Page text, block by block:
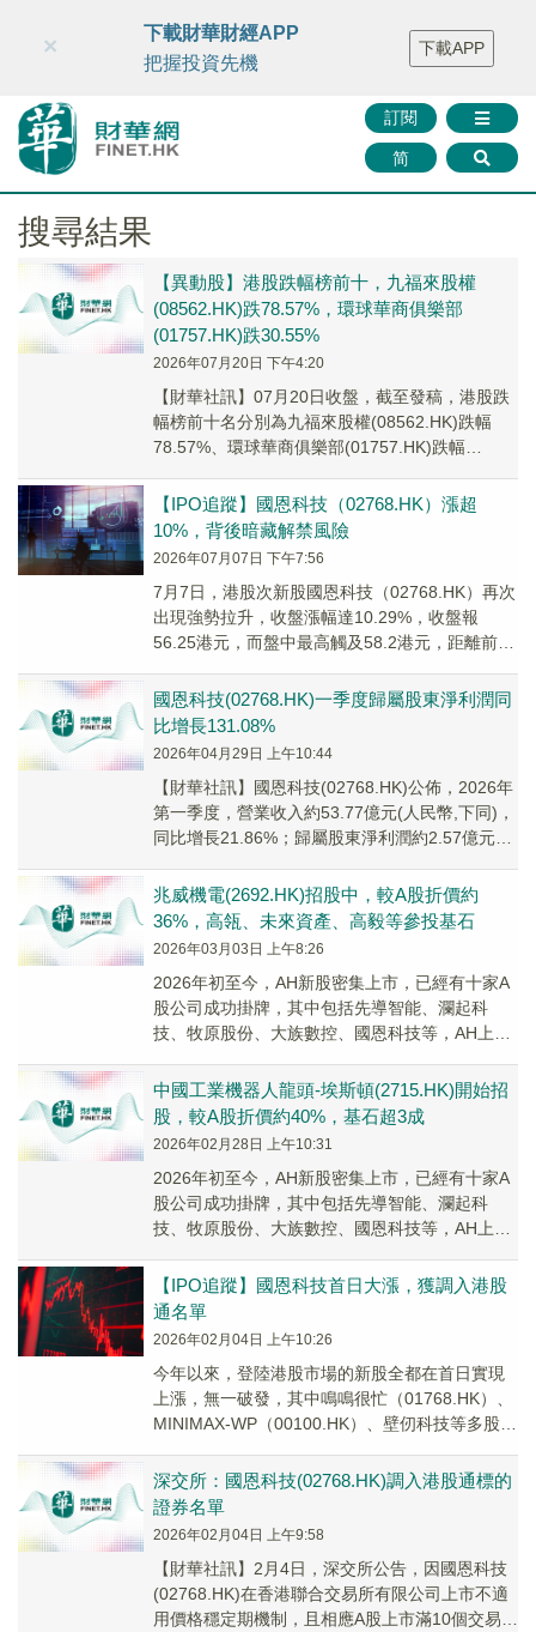
財華智庫網 FINTV FINMETA 財華證券 媒體矩陣
智庫沙龍
聯絡我們
訂閱
简
×
下載財華財經APP
把握投資先機
下載APP
搜尋結果
【異動股】港股跌幅榜前十，九福來股權
(08562.HK)跌78.57%，環球華商俱樂部
(01757.HK)跌30.55%
2026年07月20日 下午4:20
【財華社訊】07月20日收盤，截至發稿，港股跌
幅榜前十名分別為九福來股權(08562.HK)跌幅
78.57%、環球華商俱樂部(01757.HK)跌幅
【IPO追蹤】國恩科技（02768.HK）漲超
10%，背後暗藏解禁風險
2026年07月07日 下午7:56
7月7日，港股次新股國恩科技（02768.HK）再次
出現強勢拉升，收盤漲幅達10.29%，收盤報
56.25港元，而盤中最高觸及58.2港元，距離前期
國恩科技(02768.HK)一季度歸屬股東淨利潤同
比增長131.08%
2026年04月29日 上午10:44
​​【財華社訊】國恩科技(02768.HK)公佈，2026年
第一季度，營業收入約53.77億元(人民幣,下同)，
同比增長21.86%；歸屬股東淨利潤約2.57億元，
兆威機電(2692.HK)招股中，較A股折價約
36%，高瓴、未來資產、高毅等參投基石
2026年03月03日 上午8:26
2026年初至今，AH新股密集上市，已經有十家A
股公司成功掛牌，其中包括先導智能、瀾起科
技、牧原股份、大族數控、國恩科技等，AH上市
中國工業機器人龍頭-埃斯頓(2715.HK)開始招
股，較A股折價約40%，基石超3成
2026年02月28日 上午10:31
2026年初至今，AH新股密集上市，已經有十家A
股公司成功掛牌，其中包括先導智能、瀾起科
技、牧原股份、大族數控、國恩科技等，AH上市
【IPO追蹤】國恩科技首日大漲，獲調入港股
通名單
2026年02月04日 上午10:26
今年以來，登陸港股市場的新股全都在首日實現
上漲，無一破發，其中鳴鳴很忙（01768.HK）、
MINIMAX-WP（00100.HK）、壁仞科技等多股錄
深交所：國恩科技(02768.HK)調入港股通標的
證券名單
2026年02月04日 上午9:58
【財華社訊】2月4日，深交所公告，因國恩科技
(02768.HK)在香港聯合交易所有限公司上市不適
用價格穩定期機制，且相應A股上市滿10個交易